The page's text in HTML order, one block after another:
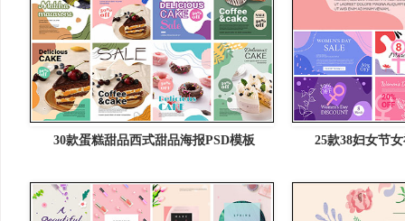
30款蛋糕甜品西式甜品海报PSD模板 25款38妇女节